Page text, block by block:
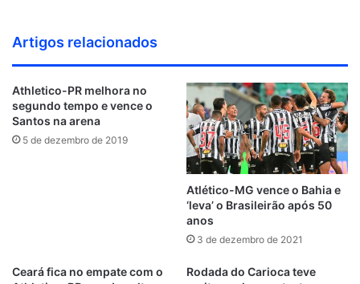
Artigos relacionados
Athletico-PR melhora no
segundo tempo e vence o
Santos na arena
5 de dezembro de 2019
Atlético-MG vence o Bahia e
‘leva’ o Brasileirão após 50
anos
3 de dezembro de 2021
Ceará fica no empate com o
Rodada do Carioca teve